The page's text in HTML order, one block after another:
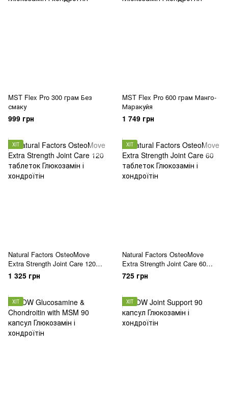
MST Flex Pro 300 грам Без
смаку
999 грн
MST Flex Pro 600 грам Манго-
Маракуйя
1 749 грн
ХІТ
Natural Factors OsteoMove
Extra Strength Joint Care 120
таблеток
1 325 грн
ХІТ
Natural Factors OsteoMove
Extra Strength Joint Care 60
таблеток
725 грн
ХІТ ХІТ